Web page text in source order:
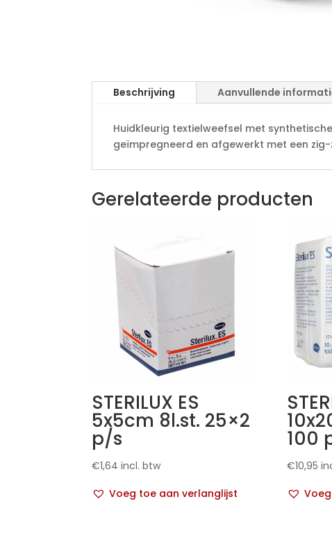
Beschrijving Aanvullende
Huidkleurig textielweefsel met
geïmpregneerd en afgewerkt met een
Gerelateerde producten
STERILUX ES
5x5cm 8l.st. 25×2
p/s
€1,64 incl. btw
Voeg toe aan verlanglijst
100
€10,95